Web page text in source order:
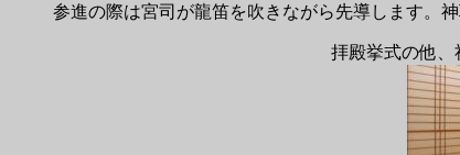
参進の際は宮司が龍笛を吹きながら先導します。
拝殿挙式の他、